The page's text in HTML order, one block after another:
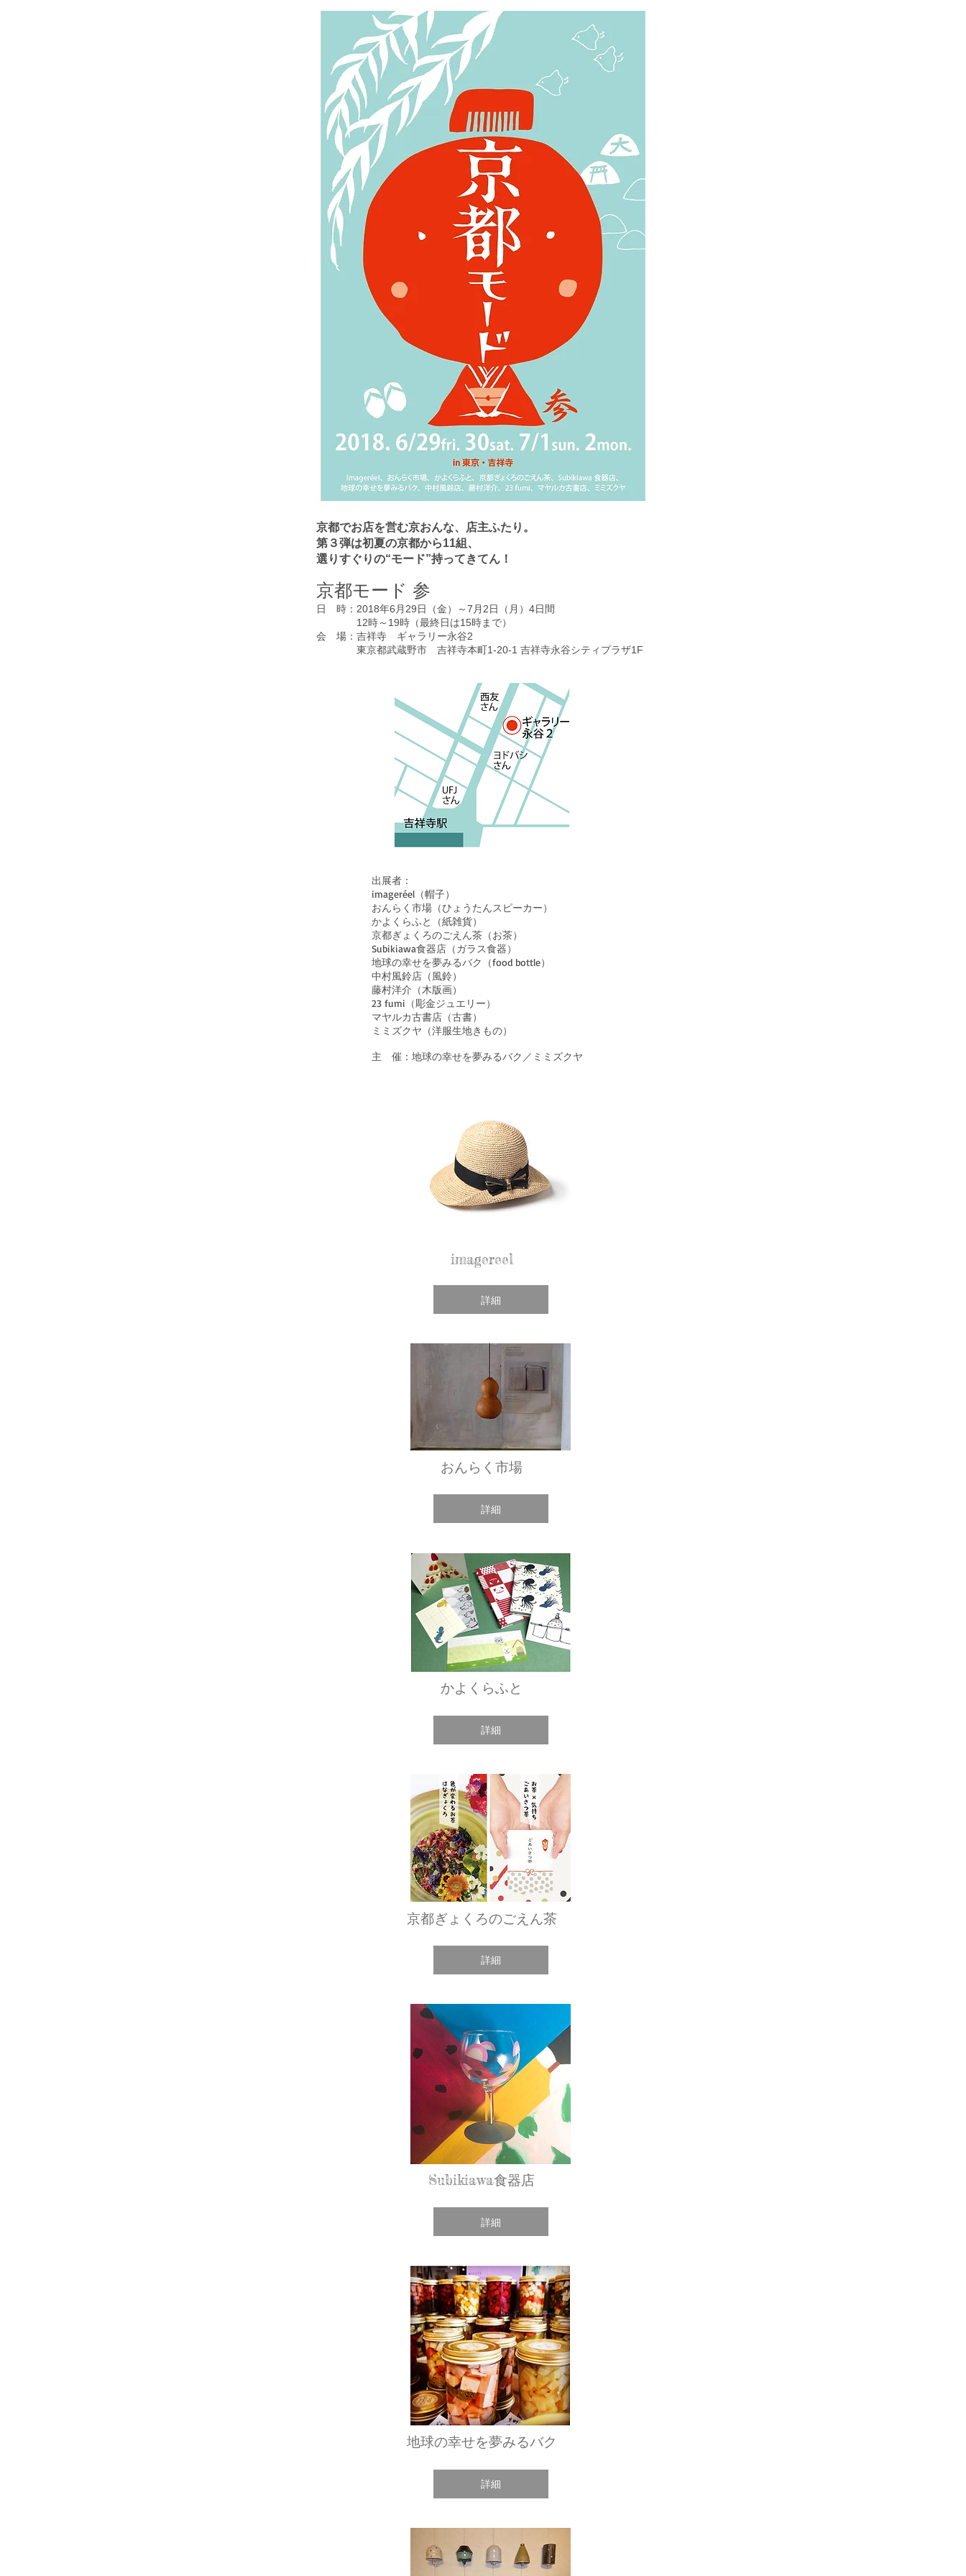
京都でお店を営む京おんな、店主ふたり。
第３弾は初夏の京都から11組、
選りすぐりの“モード”持ってきてん！
京都モード 参
日 時：2018年6月29日（金）～7月2日（月）4日間
12時～19時（最終日は15時まで）
会 場：吉祥寺 ギャラリー永谷2
東京都武蔵野市 吉祥寺本町1-20-1 吉祥寺永谷シティプラザ1F
出展者：
imageréel（帽子）
おんらく市場（ひょうたんスピーカー）
かよくらふと（紙雑貨）
京都ぎょくろのごえん茶（お茶）
Subikiawa食器店（ガラス食器）
地球の幸せを夢みるバク（food bottle）
中村風鈴店（風鈴）
藤村洋介（木版画）
23 fumi（彫金ジュエリー）
マヤルカ古書店（古書）
ミミズクヤ（洋服生地きもの）
主 催：地球の幸せを夢みるバク／ミミズクヤ
imagereel
詳細
おんらく市場
詳細
かよくらふと
詳細
京都ぎょくろのごえん茶
詳細
Subikiawa食器店
詳細
地球の幸せを夢みるバク
詳細